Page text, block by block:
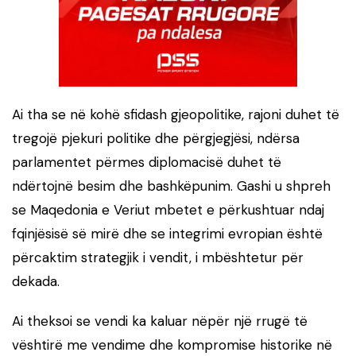
Ai tha se në kohë sfidash gjeopolitike, rajoni duhet të
tregojë pjekuri politike dhe përgjegjësi, ndërsa
parlamentet përmes diplomacisë duhet të
ndërtojnë besim dhe bashkëpunim. Gashi u shpreh
se Maqedonia e Veriut mbetet e përkushtuar ndaj
fqinjësisë së mirë dhe se integrimi evropian është
përcaktim strategjik i vendit, i mbështetur për
dekada.
Ai theksoi se vendi ka kaluar nëpër një rrugë të
vështirë me vendime dhe kompromise historike në